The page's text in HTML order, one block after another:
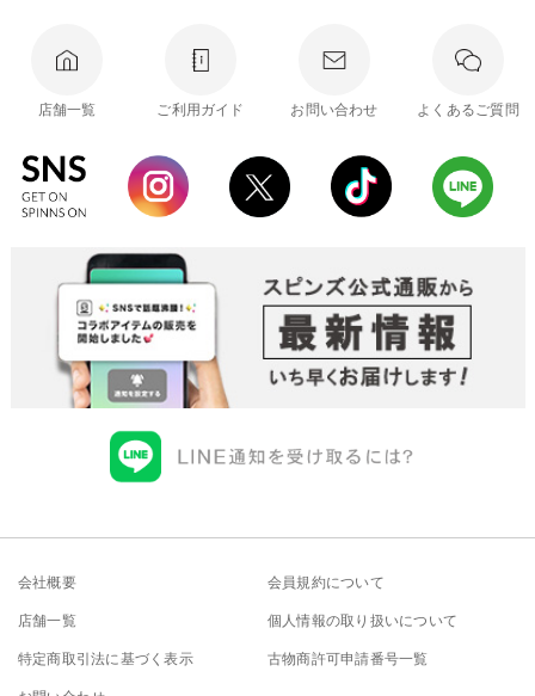
店舗一覧 ご利用ガイド お問い合わせ よくあるご質問
会社概要 会員規約について
店舗一覧 個人情報の取り扱いについて
特定商取引法に基づく表示 古物商許可申請番号一覧